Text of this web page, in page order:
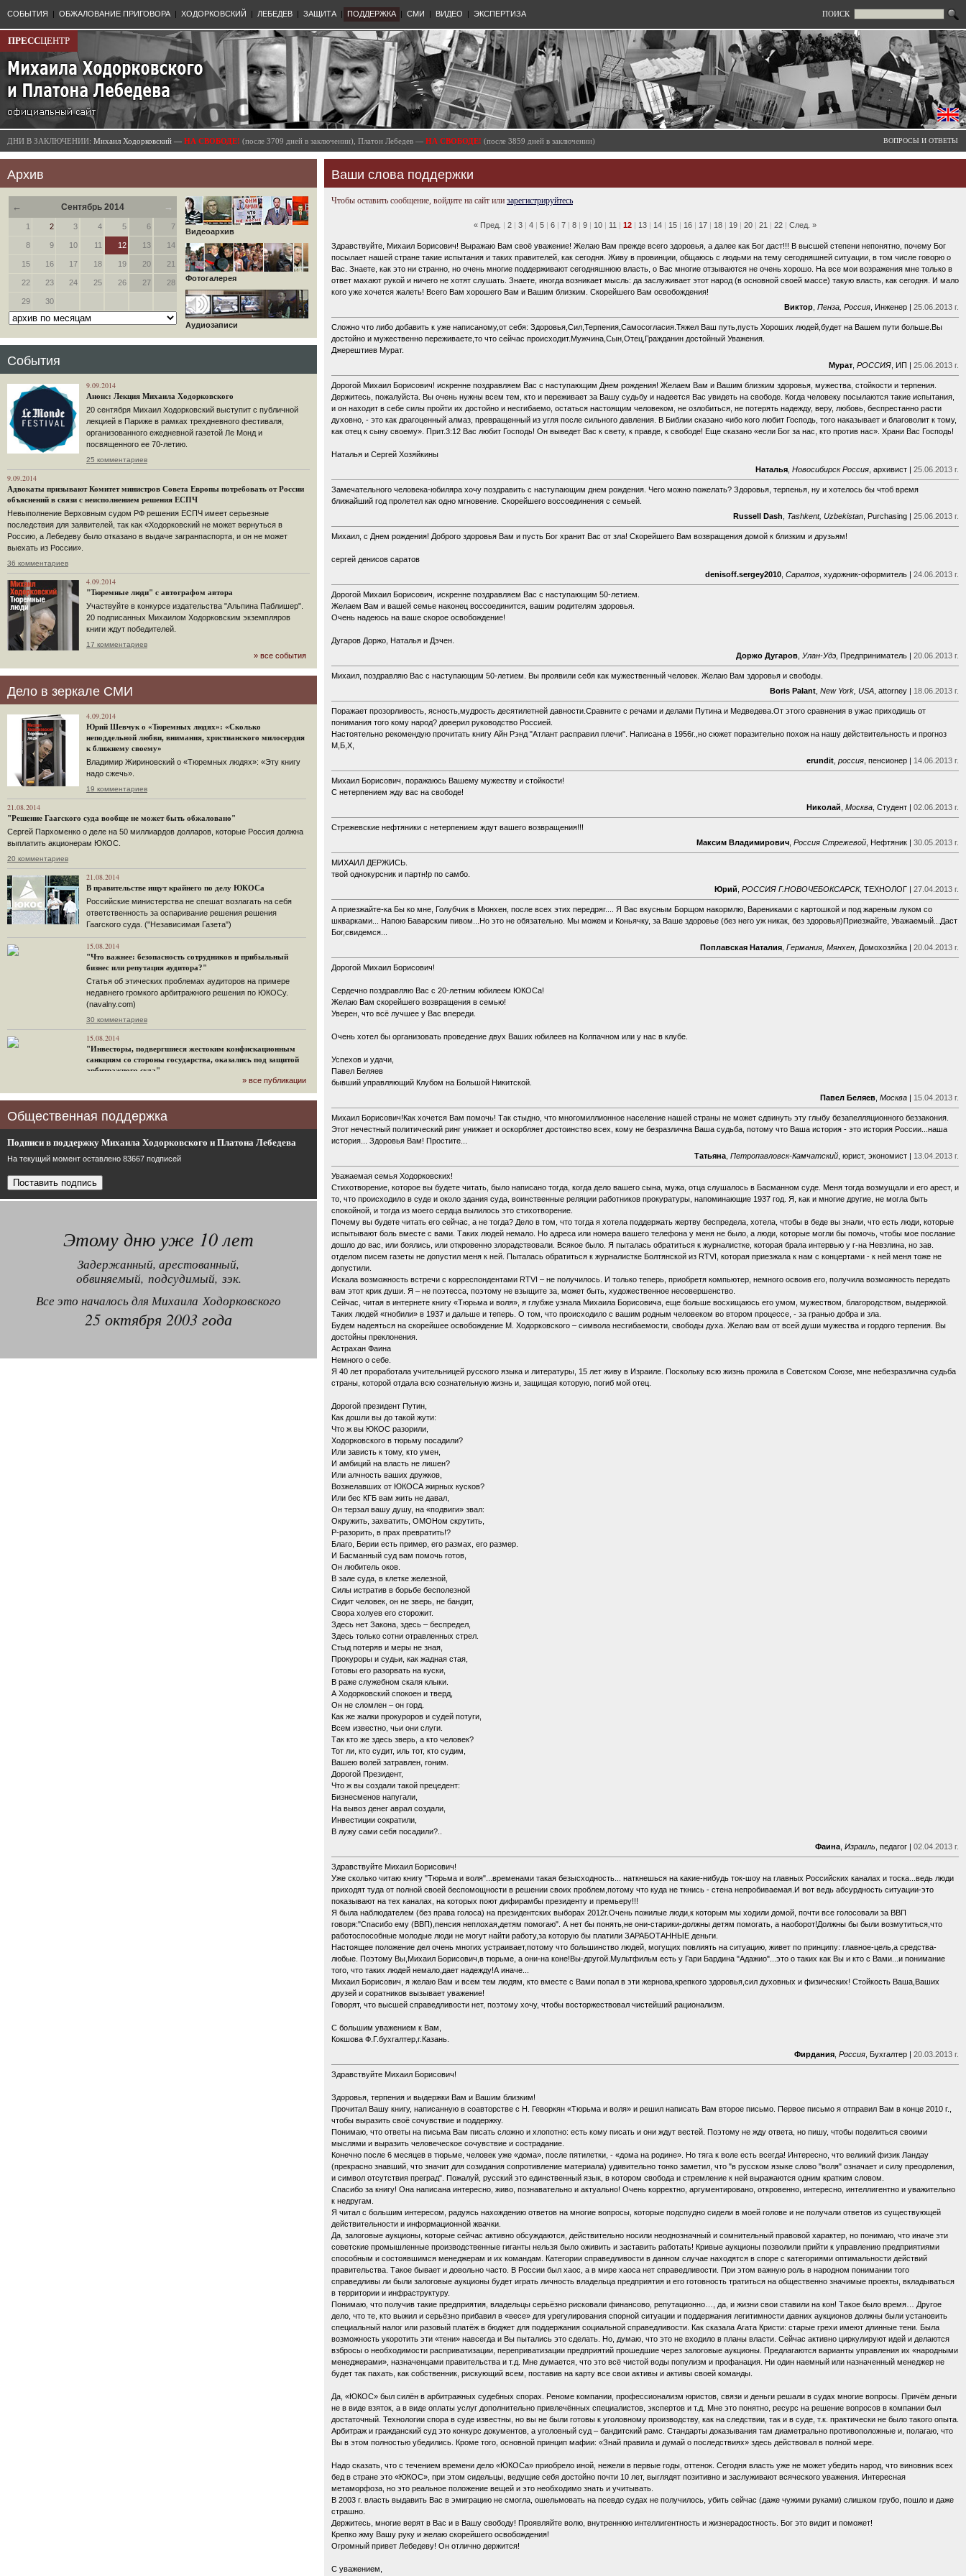
СОБЫТИЯ | ОБЖАЛОВАНИЕ ПРИГОВОРА | ХОДОРКОВСКИЙ | ЛЕБЕДЕВ | ЗАЩИТА | ПОДДЕРЖКА | СМИ | ВИДЕО | ЭКСПЕРТИЗА ПОИСК
ПРЕССЦЕНТР
ДНИ В ЗАКЛЮЧЕНИИ: Михаил Ходорковский — НА СВОБОДЕ! (после 3709 дней в заключении), Платон Лебедев — НА СВОБОДЕ! (после 3859 дней в заключении) ВОПРОСЫ И ОТВЕТЫ
Архив
← Сентябрь 2014 →
1 2 3 4 5 6 7
8 9 10 11 12 13 14
15 16 17 18 19 20 21
22 23 24 25 26 27 28
29 30
Видеоархив
Фотогалерея
Аудиозаписи
События
9.09.2014
Анонс: Лекция Михаила Ходорковского
20 сентября Михаил Ходорковский выступит с публичной
лекцией в Париже в рамках трехдневного фестиваля,
организованного ежедневной газетой Ле Монд и
посвященного ее 70-летию.
25 комментариев
9.09.2014
Адвокаты призывают Комитет министров Совета Европы потребовать от России
объяснений в связи с неисполнением решения ЕСПЧ
Невыполнение Верховным судом РФ решения ЕСПЧ имеет серьезные
последствия для заявителей, так как «Ходорковский не может вернуться в
Россию, а Лебедеву было отказано в выдаче загранпаспорта, и он не может
выехать из России».
36 комментариев
4.09.2014
"Тюремные люди" с автографом автора
Участвуйте в конкурсе издательства "Альпина Паблишер".
20 подписанных Михаилом Ходорковским экземпляров
книги ждут победителей.
17 комментариев
» все события
Дело в зеркале СМИ
4.09.2014
Юрий Шевчук о «Тюремных людях»: «Сколько
неподдельной любви, внимания, христианского милосердия
к ближнему своему»
Владимир Жириновский о «Тюремных людях»: «Эту книгу
надо сжечь».
19 комментариев
21.08.2014
"Решение Гаагского суда вообще не может быть обжаловано"
Сергей Пархоменко о деле на 50 миллиардов долларов, которые Россия должна
выплатить акционерам ЮКОС.
20 комментариев
21.08.2014
В правительстве ищут крайнего по делу ЮКОСа
Российские министерства не спешат возлагать на себя
ответственность за оспаривание решения решения
Гаагского суда. ("Независимая Газета")
15.08.2014
"Что важнее: безопасность сотрудников и прибыльный
бизнес или репутация аудитора?"
Статья об этических проблемах аудиторов на примере
недавнего громкого арбитражного решения по ЮКОСу.
(navalny.com)
30 комментариев
15.08.2014
"Инвесторы, подвергшиеся жестоким конфискационным
санкциям со стороны государства, оказались под защитой
арбитражного суда"
Швейцарская газета "Neue Zuercher Zeitung" о гаагском
судебном решении.
14.08.2014
Не исключил
Владимир Путин допускает, что Россия может выйти из-под юрисдикции ЕСПЧ.
14.08.2014
Нарулил
благосостояния 1,5 трлн рублей («Ведомости» и «Дождь»).
32 комментария
Граждане не хотят платить по счетам ЮКОСа
» все публикации
Общественная поддержка
Подписи в поддержку Михаила Ходорковского и Платона Лебедева
На текущий момент оставлено 83667 подписей
Этому дню уже 10 лет
Задержанный, арестованный,
обвиняемый, подсудимый, зэк.
Все это началось для Михаила Ходорковского
25 октября 2003 года
Ваши слова поддержки
Чтобы оставить сообщение, войдите на сайт или зарегистрируйтесь
« Пред. | 2 | 3 | 4 | 5 | 6 | 7 | 8 | 9 | 10 | 11 | 12 | 13 | 14 | 15 | 16 | 17 | 18 | 19 | 20 | 21 | 22 | След. »
Здравствуйте, Михаил Борисович! Выражаю Вам своё уважение! Желаю Вам прежде всего здоровья, а далее как Бог даст!!! В высшей степени непонятно, почему Бог
посылает нашей стране такие испытания и таких правителей, как сегодня. Живу в провинции, общаюсь с людьми на тему сегодняшней ситуации, в том числе говорю о
Вас. Знаете, как это ни странно, но очень многие поддерживают сегодняшнюю власть, о Вас многие отзываются не очень хорошо. На все мои возражения мне только в
ответ махают рукой и ничего не хотят слушать. Знаете, иногда возникает мысль: да заслуживает этот народ (в основной своей массе) такую власть, как сегодня. И мало
кого уже хочется жалеть! Всего Вам хорошего Вам и Вашим близким. Скорейшего Вам освобождения!
Виктор Пенза, Россия , Инженер | 25.06.2013 г.
Сложно что либо добавить к уже написаному,от себя: Здоровья,Сил,Терпения,Самосогласия.Тяжел Ваш путь,пусть Хороших людей,будет на Вашем пути больше.Вы
достойно и мужественно переживаете,то что сейчас происходит.Мужчина,Сын,Отец,Гражданин достойный Уважения.
Джерештиев Мурат.
Мурат РОССИЯ , ИП | 25.06.2013 г.
Дорогой Михаил Борисович! искренне поздравляем Вас с наступающим Днем рождения! Желаем Вам и Вашим близким здоровья, мужества, стойкости и терпения.
Держитесь, пожалуйста. Вы очень нужны всем тем, кто и переживает за Вашу судьбу и надеется Вас увидеть на свободе. Когда человеку посылаются такие испытания,
и он находит в себе силы пройти их достойно и несгибаемо, остаться настоящим человеком, не озлобиться, не потерять надежду, веру, любовь, беспрестанно расти
духовно, - это как драгоценный алмаз, превращенный из угля после сильного давления. В Библии сказано «ибо кого любит Господь, того наказывает и благоволит к тому,
как отец к сыну своему». Прит.3:12 Вас любит Господь! Он выведет Вас к свету, к правде, к свободе! Еще сказано «если Бог за нас, кто против нас». Храни Вас Господь!
Наталья и Сергей Хозяйкины
Наталья Новосибирск Россия , архивист | 25.06.2013 г.
Замечательного человека-юбиляра хочу поздравить с наступающим днем рождения. Чего можно пожелать? Здоровья, терпенья, ну и хотелось бы чтоб время
ближайший год пролетел как одно мгновение. Скорейшего воссоединения с семьей.
Russell Dash
Tashkent, Uzbekistan , Purchasing | 25.06.2013 г.
Михаил, с Днем рождения! Доброго здоровья Вам и пусть Бог хранит Вас от зла! Скорейшего Вам возвращения домой к близким и друзьям!
сергей денисов саратов
denisoff.sergey2010 Caратов , художник-оформитель | 24.06.2013 г.
Дорогой Михаил Борисович, искренне поздравляем Вас с наступающим 50-летием.
Желаем Вам и вашей семье наконец воссоединится, вашим родителям здоровья.
Очень надеюсь на ваше скорое освобождение!
Дугаров Доржо, Наталья и Дэчен.
Доржо Дугаров Улан-Удэ , Предприниматель | 20.06.2013 г.
Михаил, поздравляю Вас с наступающим 50-летием. Вы проявили себя как мужественный человек. Желаю Вам здоровья и свободы.
Boris Palant New York, USA , attorney | 18.06.2013 г.
Поражает прозорливость, ясность,мудрость десятилетней давности.Сравните с речами и делами Путина и Медведева.От этого сравнения в ужас приходишь от
понимания того кому народ? доверил руководство Россией.
Настоятельно рекомендую прочитать книгу Айн Рэнд "Атлант расправил плечи". Написана в 1956г.,но сюжет поразительно похож на нашу действительность и прогноз
М,Б,Х,
erundit россия , пенсионер | 14.06.2013 г.
Михаил Борисович, поражаюсь Вашему мужеству и стойкости!
С нетерпением жду вас на свободе!
Николай Москва , Студент | 02.06.2013 г.
Стрежевские нефтяники с нетерпением ждут вашего возвращения!!!
Максим Владимирович Россия Стрежевой , Нефтяник | 30.05.2013 г.
МИХАИЛ ДЕРЖИСЬ.
твой однокурсник и партн!р по самбо.
Юрий РОССИЯ Г.НОВОЧЕБОКСАРСК, ТЕХНОЛОГ | 27.04.2013 г.
А приезжайте-ка Бы ко мне, Голубчик в Мюнхен, после всех этих передряг.... Я Вас вкусным Борщом накормлю, Варениками с картошкой и под жареным луком со
шкварками... Напою Баварским пивом...Но это не обязательно. Мы можем и Коньячку, за Ваше здоровье (без него уж никак, без здоровья)Приезжайте, Уважаемый...Даст
Бог,свидемся...
Поплавская Наталия Германия, Мянхен , Домохозяйка | 20.04.2013 г.
Дорогой Михаил Борисович!
Сердечно поздравляю Вас с 20-летним юбилеем ЮКОСа!
Желаю Вам скорейшего возвращения в семью!
Уверен, что всё лучшее у Вас впереди.
Очень хотел бы организовать проведение двух Ваших юбилеев на Колпачном или у нас в клубе.
Успехов и удачи,
Павел Беляев
бывший управляющий Клубом на Большой Никитской.
Павел Беляев Москва | 15.04.2013 г.
Михаил Борисович!Как хочется Вам помочь! Так стыдно, что многомиллионное население нашей страны не может сдвинуть эту глыбу безапелляционного беззакония.
Этот нечестный политический ринг унижает и оскорбляет достоинство всех, кому не безразлична Ваша судьба, потому что Ваша история - это история России...наша
история... Здоровья Вам! Простите...
Татьяна Петропавловск-Камчатский , юрист, экономист | 13.04.2013 г.
Уважаемая семья Ходорковских!
Стихотворение, которое вы будете читать, было написано тогда, когда дело вашего сына, мужа, отца слушалось в Басманном суде. Меня тогда возмущали и его арест, и
то, что происходило в суде и около здания суда, воинственные реляции работников прокуратуры, напоминающие 1937 год. Я, как и многие другие, не могла быть
спокойной, и тогда из моего сердца вылилось это стихотворение.
Почему вы будете читать его сейчас, а не тогда? Дело в том, что тогда я хотела поддержать жертву беспредела, хотела, чтобы в беде вы знали, что есть люди, которые
испытывают боль вместе с вами. Таких людей немало. Но адреса или номера вашего телефона у меня не было, а люди, которые могли бы помочь, чтобы мое послание
дошло до вас, или боялись, или откровенно злорадствовали. Всякое было. Я пыталась обратиться к журналистке, которая брала интервью у г-на Невзлина, но зав.
отделом писем газеты не допустил меня к ней. Пыталась обратиться к журналистке Болтянской из RTVI, которая приезжала к нам с концертами - к ней меня тоже не
допустили.
Искала возможность встречи с корреспондентами RTVI – не получилось. И только теперь, приобретя компьютер, немного освоив его, получила возможность передать
вам этот крик души. Я – не поэтесса, поэтому не взыщите за, может быть, художественное несовершенство.
Сейчас, читая в интернете книгу «Тюрьма и воля», я глубже узнала Михаила Борисовича, еще больше восхищаюсь его умом, мужеством, благородством, выдержкой.
Таких людей «гнобили» в 1937 и дальше и теперь. О том, что происходило с вашим родным человеком во втором процессе, - за гранью добра и зла.
Будем надеяться на скорейшее освобождение М. Ходорковского – символа несгибаемости, свободы духа. Желаю вам от всей души мужества и гордого терпения. Вы
достойны преклонения.
Астрахан Фаина
Немного о себе.
Я 40 лет проработала учительницей русского языка и литературы, 15 лет живу в Израиле. Поскольку всю жизнь прожила в Советском Союзе, мне небезразлична судьба
страны, которой отдала всю сознательную жизнь и, защищая которую, погиб мой отец.
Дорогой президент Путин,
Как дошли вы до такой жути:
Что ж вы ЮКОС разорили,
Ходорковского в тюрьму посадили?
Или зависть к тому, кто умен,
И амбиций на власть не лишен?
Или алчность ваших дружков,
Возжелавших от ЮКОСА жирных кусков?
Или бес КГБ вам жить не давал,
Он терзал вашу душу, на «подвиги» звал:
Окружить, захватить, ОМОНом скрутить,
Р-разорить, в прах превратить!?
Благо, Берии есть пример, его размах, его размер.
И Басманный суд вам помочь готов,
Он любитель оков.
В зале суда, в клетке железной,
Силы истратив в борьбе бесполезной
Сидит человек, он не зверь, не бандит,
Свора холуев его сторожит.
Здесь нет Закона, здесь – беспредел,
Здесь только сотни отравленных стрел.
Стыд потеряв и меры не зная,
Прокуроры и судьи, как жадная стая,
Готовы его разорвать на куски,
В раже служебном скаля клыки.
А Ходорковский спокоен и тверд,
Он не сломлен – он горд.
Как же жалки прокуроров и судей потуги,
Всем известно, чьи они слуги.
Так кто же здесь зверь, а кто человек?
Тот ли, кто судит, иль тот, кто судим,
Вашею волей затравлен, гоним.
Дорогой Президент,
Что ж вы создали такой прецедент:
Бизнесменов напугали,
На вывоз денег аврал создали,
Инвестиции сократили,
В лужу сами себя посадили?..
Фаина Израиль , педагог | 02.04.2013 г.
Здравствуйте Михаил Борисович!
Уже сколько читаю книгу "Тюрьма и воля"...временами такая безысходность... наткнешься на какие-нибудь ток-шоу на главных Российских каналах и тоска...ведь люди
приходят туда от полной своей беспомощности в решении своих проблем,потому что куда не ткнись - стена непробиваемая.И вот ведь абсурдность ситуации-это
показывают на тех каналах, на которых поют дифирамбы президенту и премьеру!!!
Я была наблюдателем (без права голоса) на президентских выборах 2012г.Очень пожилые люди,к которым мы ходили домой, почти все голосовали за ВВП
говоря:"Спасибо ему (ВВП),пенсия неплохая,детям помогаю". А нет бы понять,не они-старики-должны детям помогать, а наоборот!Должны бы были возмутиться,что
работоспособные молодые люди не могут найти работу,за которую бы платили ЗАРАБОТАННЫЕ деньги.
Настоящее положение дел очень многих устраивает,потому что большинство людей, могущих повлиять на ситуацию, живет по принципу: главное-цель,а средства-
любые. Поэтому Вы,Михаил Борисович,в тюрьме, а они-на коне!Вы-другой.Мультфильм есть у Гари Бардина "Адажио"...это о таких как Вы и кто с Вами...и понимание
того, что таких людей немало,дает надежду!А иначе...
Михаил Борисович, я желаю Вам и всем тем людям, кто вместе с Вами попал в эти жернова,крепкого здоровья,сил духовных и физических! Стойкость Ваша,Ваших
друзей и соратников вызывает уважение!
Говорят, что высшей справедливости нет, поэтому хочу, чтобы восторжествовал чистейший рационализм.
С большим уважением к Вам,
Кокшова Ф.Г.бухгалтер,г.Казань.
Фирдания Россия , Бухгалтер | 20.03.2013 г.
Здравствуйте Михаил Борисович!
Здоровья, терпения и выдержки Вам и Вашим близким!
Прочитал Вашу книгу, написанную в соавторстве с Н. Геворкян «Тюрьма и воля» и решил написать Вам второе письмо. Первое письмо я отправил Вам в конце 2010 г.,
чтобы выразить своё сочувствие и поддержку.
Понимаю, что ответы на письма Вам писать сложно и хлопотно: есть кому писать и они ждут вестей. Поэтому не жду ответа, но пишу, чтобы поделиться своими
мыслями и выразить человеческое сочувствие и сострадание.
Конечно после 6 месяцев в тюрьме, человек уже «дома», после пятилетки, - «дома на родине». Но тяга к воле есть всегда! Интересно, что великий физик Ландау
(прекрасно знавший, что значит для созидания сопротивление материала) удивительно тонко заметил, что "в русском языке слово "воля" означает и силу преодоления,
и символ отсутствия преград". Пожалуй, русский это единственный язык, в котором свобода и стремление к ней выражаются одним кратким словом.
Спасибо за книгу! Она написана интересно, живо, познавательно и актуально! Очень корректно, аргументировано, откровенно, интересно, интеллигентно и уважительно
к недругам.
Я читал с большим интересом, радуясь нахождению ответов на многие вопросы, которые подспудно сидели в моей голове и не получали ответов из существующей
действительности и информационной жвачки.
Да, залоговые аукционы, которые сейчас активно обсуждаются, действительно носили неоднозначный и сомнительный правовой характер, но понимаю, что иначе эти
советские промышленные производственные гиганты нельзя было оживить и заставить работать! Кривые аукционы позволили прийти к управлению предприятиями
способным и состоявшимся менеджерам и их командам. Категории справедливости в данном случае находятся в споре с категориями оптимальности действий
правительства. Такое бывает и довольно часто. В России был хаос, а в мире хаоса нет справедливости. При этом важную роль в народном понимании того
справедливы ли были залоговые аукционы будет играть личность владельца предприятия и его готовность тратиться на общественно значимые проекты, вкладываться
в территории и инфраструктуру.
Понимаю, что получив такие предприятия, владельцы серьёзно рисковали финансово, репутационно…, да, и жизни свои ставили на кон! Такое было время… Другое
дело, что те, кто выжил и серьёзно прибавил в «весе» для урегулирования спорной ситуации и поддержания легитимности давних аукционов должны были установить
специальный налог или разовый платёж в бюджет для поддержания социальной справедливости. Как сказала Агата Кристи: старые грехи имеют длинные тени. Была
возможность укоротить эти «тени» навсегда и Вы пытались это сделать. Но, думаю, что это не входило в планы власти. Сейчас активно циркулируют идей и делаются
взбросы о необходимости расприватизации, переприватизации предприятий прошедшие через залоговые аукционы. Предлагаются варианты управления их «народными
менеджерами», назначенцами правительства и т.д. Мне думается, что это всё чистой воды популизм и профанация. Ни один наемный или назначенный менеджер не
будет так пахать, как собственник, рискующий всем, поставив на карту все свои активы и активы своей команды.
Да, «ЮКОС» был силён в арбитражных судебных спорах. Реноме компании, профессионализм юристов, связи и деньги решали в судах многие вопросы. Причём деньги
не в виде взяток, а в виде оплаты услуг дополнительно привлечённых специалистов, экспертов и т.д. Мне это понятно, ресурс на решение вопросов в компании был
достаточный. Технологии спора в суде известны, но вы не были готовы к уголовному производству, как на следствии, так и в суде, т.к. практически не было такого опыта.
Арбитраж и гражданский суд это конкурс документов, а уголовный суд – бандитский рамс. Стандарты доказывания там диаметрально противоположные и, полагаю, что
Вы в этом полностью убедились. Кроме того, основной принцип мафии: «Знай правила и думай о последствиях» здесь действовал в полной мере.
Надо сказать, что с течением времени дело «ЮКОСа» приобрело иной, нежели в первые годы, оттенок. Сегодня власть уже не может убедить народ, что виновник всех
бед в стране это «ЮКОС», при этом сидельцы, ведущие себя достойно почти 10 лет, выглядят позитивно и заслуживают всяческого уважения. Интересная
метаморфоза, но это реальное положение вещей и это необходимо знать и учитывать.
В 2003 г. власть выдавить Вас в эмиграцию не смогла, ошельмовать на псевдо судах не получилось, убить сейчас (даже чужими руками) слишком грубо, пошло и даже
страшно.
Держитесь, многие верят в Вас и в Вашу свободу! Проявляйте волю, внутреннюю интеллигентность и жизнерадостность. Бог это видит и поможет!
Крепко жму Вашу руку и желаю скорейшего освобождения!
Огромный привет Лебедеву! Он отлично держится!
С уважением,